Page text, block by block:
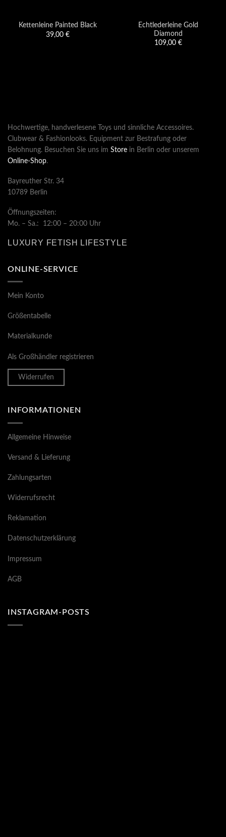
Kettenleine Painted Black
39,00 €
Echtlederleine Gold
Diamond
109,00 €
Hochwertige, handverlesene Toys und sinnliche Accessoires.
Clubwear & Fashionlooks. Equipment zur Bestrafung oder
Belohnung. Besuchen Sie uns im Store in Berlin oder unserem
Online-Shop.
Bayreuther Str. 34
10789 Berlin
Öffnungszeiten:
Mo. – Sa.: 12:00 – 20:00 Uhr
LUXURY FETISH LIFESTYLE
ONLINE-SERVICE
Mein Konto
Größentabelle
Materialkunde
Als Großhändler registrieren
Widerrufen
INFORMATIONEN
Allgemeine Hinweise
Versand & Lieferung
Zahlungsarten
Widerrufsrecht
Reklamation
Datenschutzerklärung
Impressum
AGB
INSTAGRAM-POSTS